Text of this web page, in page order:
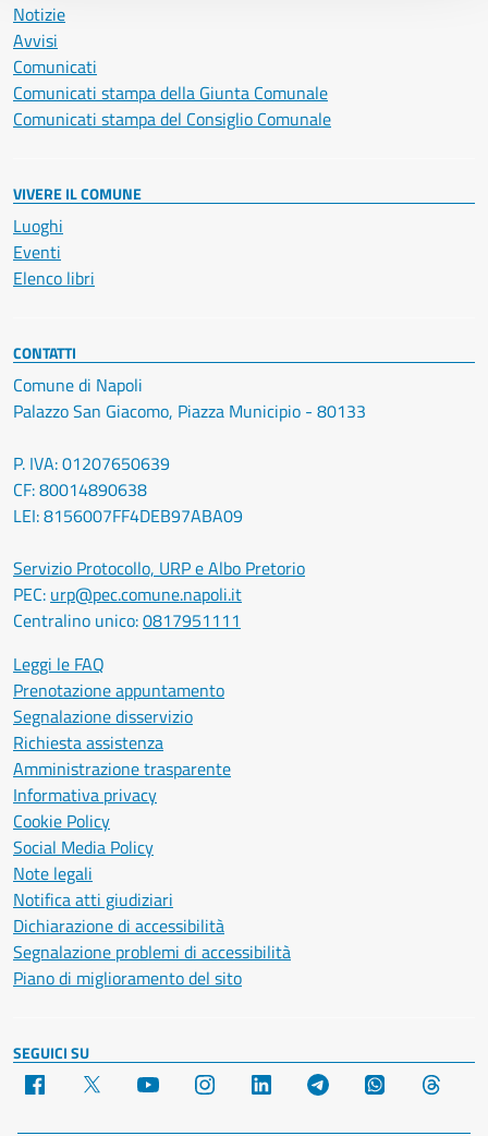
Notizie
Avvisi
Comunicati
Comunicati stampa della Giunta Comunale
Comunicati stampa del Consiglio Comunale
VIVERE IL COMUNE
Luoghi
Eventi
Elenco libri
CONTATTI
Comune di Napoli
Palazzo San Giacomo, Piazza Municipio - 80133
P. IVA: 01207650639
CF: 80014890638
LEI: 8156007FF4DEB97ABA09
Servizio Protocollo, URP e Albo Pretorio
PEC: urp@pec.comune.napoli.it
Centralino unico:0817951111
Leggi le FAQ
Prenotazione appuntamento
Segnalazione disservizio
Richiesta assistenza
Amministrazione trasparente
Informativa privacy
Cookie Policy
Social Media Policy
Note legali
Notifica atti giudiziari
Dichiarazione di accessibilità
Segnalazione problemi di accessibilità
Piano di miglioramento del sito
SEGUICI SU
Facebook YouTube Instagram LinkedIn Telegram WhatsApp